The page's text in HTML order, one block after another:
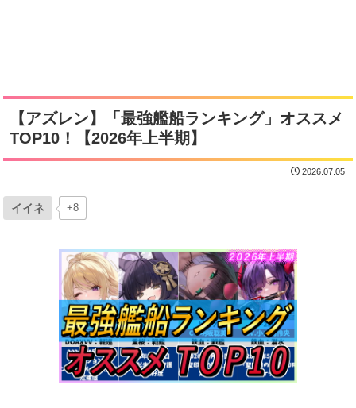
【アズレン】「最強艦船ランキング」オススメ
TOP10！【2026年上半期】
2026.07.05
イイネ +8